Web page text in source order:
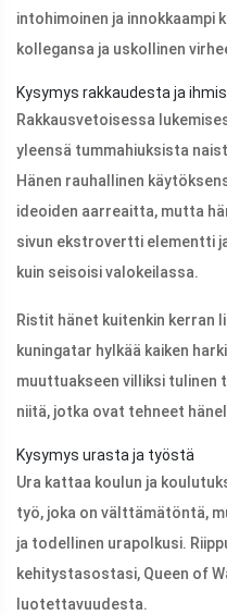
intohimoinen ja innokkaampi
kollegansa ja uskollinen
Kysymys rakkaudesta ja
Rakkausvetoisessa
yleensä tummahiuksista
Hänen rauhallinen
ideoiden aarreaitta, mutta
sivun ekstrovertti elementti
kuin seisoisi valokeilassa.
Ristit hänet kuitenkin kerran
kuningatar hylkää kaiken
muuttuakseen villiksi tulinen
niitä, jotka ovat tehneet
Kysymys urasta ja työstä
Ura kattaa koulun ja
työ, joka on välttämätöntä,
ja todellinen urapolkusi.
kehitystasostasi, Queen of
luotettavuudesta.